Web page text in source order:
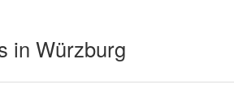
in Würzburg